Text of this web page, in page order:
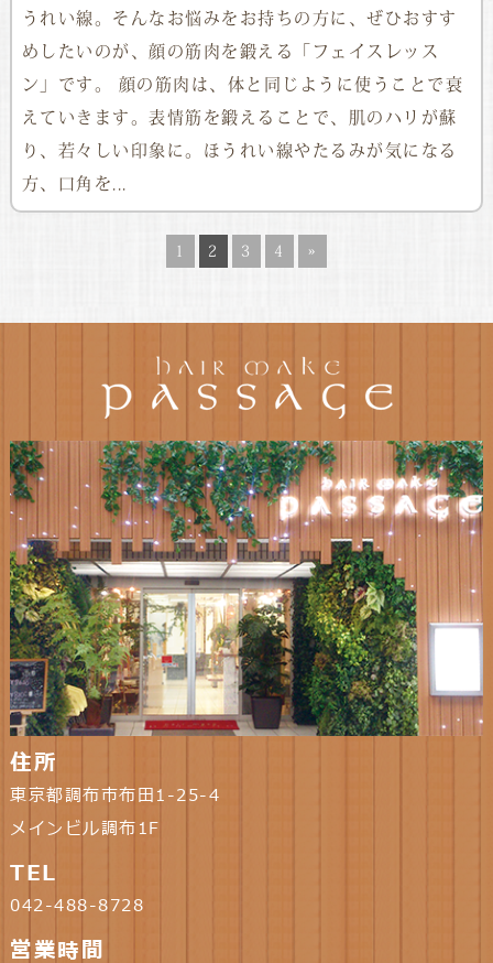
うれい線。そんなお悩みをお持ちの方に、ぜひおすす
めしたいのが、顔の筋肉を鍛える「フェイスレッス
ン」です。 顔の筋肉は、体と同じように使うことで衰
えていきます。表情筋を鍛えることで、肌のハリが蘇
り、若々しい印象に。ほうれい線やたるみが気になる
方、口角を...
1 2 3 4 »
住所
東京都調布市布田1-25-4
メインビル調布1F
TEL
042-488-8728
営業時間